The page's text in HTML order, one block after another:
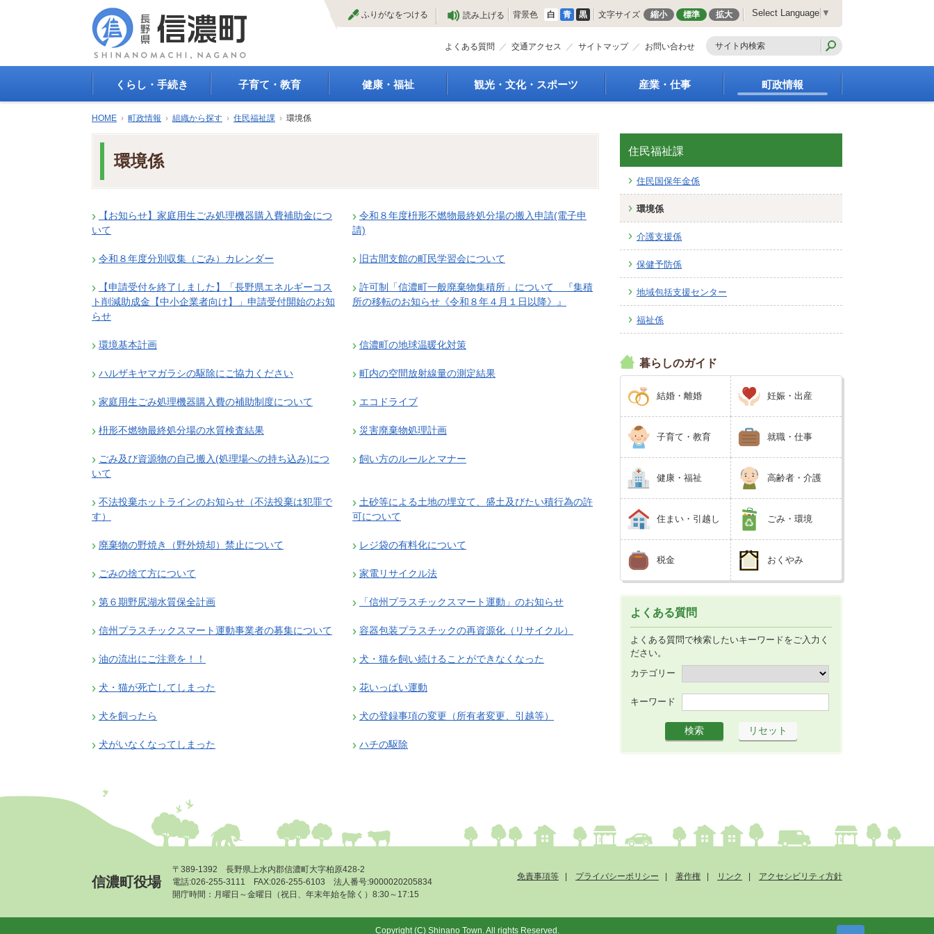
文
ふりがなをつける 読み上げる 背景色 白 青 黒 文字サイズ 縮小 標準 拡大 Select Language ▼
よくある質問 交通アクセス サイトマップ お問い合わせ
くらし・手続き
登録
年金・保険
公共交通
ごみ・リサイクル
生活道路
交通安全・防犯
環境
施設
ペット
子育て・教育
教育委員会
人権・平和啓発
図書
国民スポーツ大会
健康・福祉
健康増進
予防接種
食育
観光・文化・スポーツ
スポーツ
国内・国際交流
産業・仕事
商工業振興
届出・証明・法令・規
制
企業の税金
入札・契約
指定管理者制度
求人情報
町政情報
選挙
統計・人口
HOME › 町政情報 › 組織から探す › 住民福祉課 › 環境係
環境係
【お知らせ】家庭用生ごみ処理機器購入費補助金につ
いて
令和８年度枡形不燃物最終処分場の搬入申請(電子申
請)
令和８年度分別収集（ごみ）カレンダー 旧古間支館の町民学習会について
【申請受付を終了しました】「長野県エネルギーコス
ト削減助成金【中小企業者向け】」申請受付開始のお知
らせ
許可制「信濃町一般廃棄物集積所」について 『集積
所の移転のお知らせ《令和８年４月１日以降》』
環境基本計画 信濃町の地球温暖化対策
ハルザキヤマガラシの駆除にご協力ください 町内の空間放射線量の測定結果
家庭用生ごみ処理機器購入費の補助制度について エコドライブ
枡形不燃物最終処分場の水質検査結果 災害廃棄物処理計画
ごみ及び資源物の自己搬入(処理場への持ち込み)につ
いて
飼い方のルールとマナー
不法投棄ホットラインのお知らせ（不法投棄は犯罪で
す）
土砂等による土地の埋立て、盛土及びたい積行為の許
可について
廃棄物の野焼き（野外焼却）禁止について レジ袋の有料化について
ごみの捨て方について 家電リサイクル法
第６期野尻湖水質保全計画 「信州プラスチックスマート運動」のお知らせ
信州プラスチックスマート運動事業者の募集について 容器包装プラスチックの再資源化（リサイクル）
油の流出にご注意を！！ 犬・猫を飼い続けることができなくなった
犬・猫が死亡してしまった 花いっぱい運動
犬を飼ったら 犬の登録事項の変更（所有者変更、引越等）
犬がいなくなってしまった ハチの駆除
住民福祉課
住民国保年金係
環境係
介護支援係
保健予防係
地域包括支援センター
福祉係
暮らしのガイド
結婚・離婚 妊娠・出産
子育て・教育 就職・仕事
健康・福祉 高齢者・介護
住まい・引越し ごみ・環境
税金 おくやみ
よくある質問
よくある質問で検索したいキーワードをご入力く
ださい。
カテゴリー
キーワード
信濃町役場
〒389-1392 長野県上水内郡信濃町大字柏原428-2
電話:026-255-3111 FAX:026-255-6103 法人番号:9000020205834
開庁時間：月曜日～金曜日（祝日、年末年始を除く）8:30～17:15
免責事項等 プライバシーポリシー 著作権 リンク アクセシビリティ方針
Copyright (C) Shinano Town. All rights Reserved.